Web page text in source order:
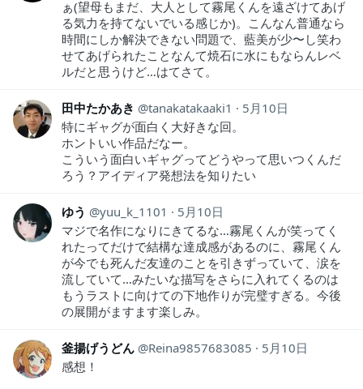
ぁ(望母もまだ、大人として霧尾くんを遠ざけてあげ
る気力を持てないでいる感じか)。こんなん普通なら
時間にしか解決できない問題で、藍美が少〜し笑わ
せてあげられたことなんて焼石に水にもならんレベ
ルだと思うけど…はてさて。
田中たかあき tanakatakaaki1
5月10日
特にギャグが面白く大好きな回。
ホントいい作品だなー。
こういう面白いギャグってどうやって思いつくんだ
ろう？アイディア発想法を知りたい
ゆう yuu_k_1101
5月10日
マジで名作になりにきてるな…霧尾くんが笑ってく
れたってだけで結構な達成感があるのに、霧尾くん
が今でも死んだ友達のことを引きずっていて、涙を
流していて…みたいな描写をさらに入れてくるのは
もうラストに向けての下地作りが完璧すぎる。今後
の展開がますます楽しみ。
釜揚げうどん Reina9857683085
5月10日
感想！